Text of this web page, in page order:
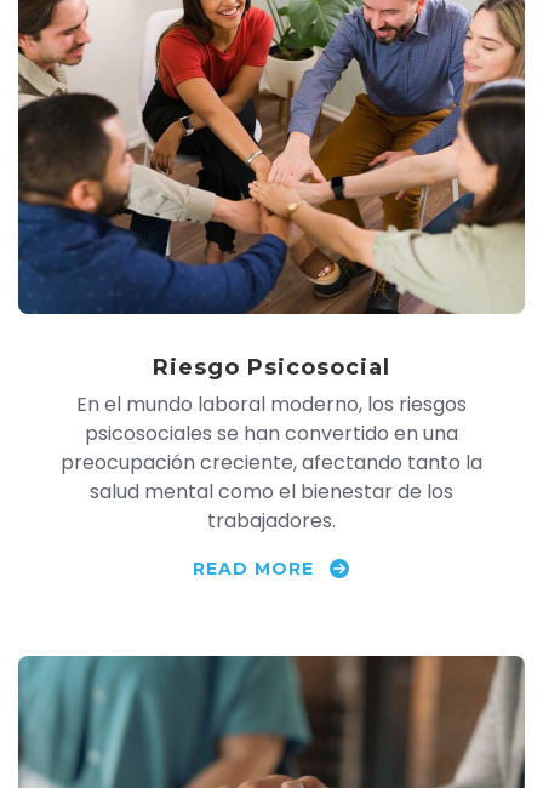
Riesgo Psicosocial
En el mundo laboral moderno, los riesgos
psicosociales se han convertido en una
preocupación creciente, afectando tanto la
salud mental como el bienestar de los
trabajadores.
READ MORE